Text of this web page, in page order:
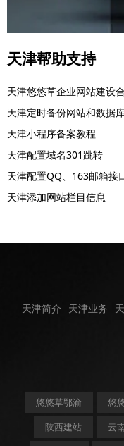
天津帮助支持
天津悠悠草企业网站建设
天津定时备份网站和数据
天津小程序备案教程
天津配置域名301跳转
天津配置QQ、163邮箱接
天津添加网站栏目信息
天津简介 天津业务
悠悠草鄂渝 悠
陕西建站
云